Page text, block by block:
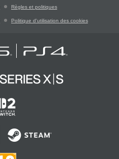
Règles et politiques
Politique d'utilisation des cookies